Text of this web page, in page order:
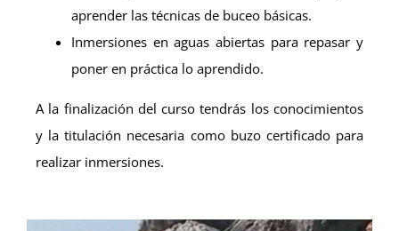
aprender las técnicas de buceo básicas.
Inmersiones en aguas abiertas para repasar y
poner en práctica lo aprendido.
A la finalización del curso tendrás los conocimientos
y la titulación necesaria como buzo certificado para
realizar inmersiones.